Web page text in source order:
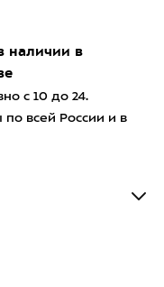
наличии в
с 10 до 24.
по всей России и в